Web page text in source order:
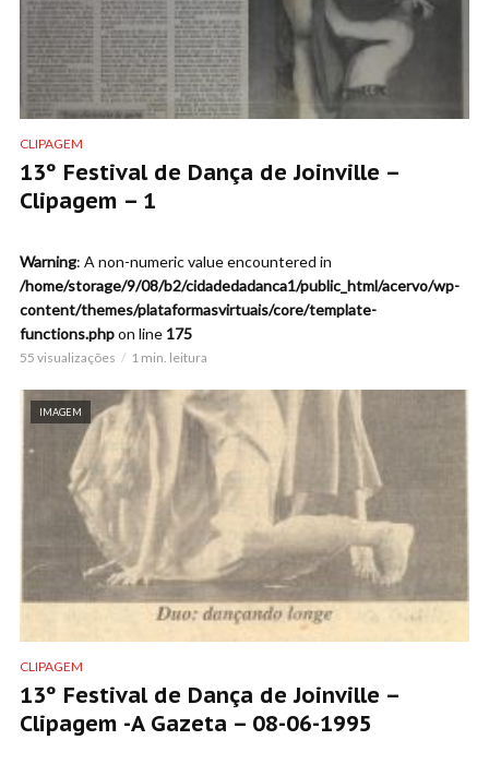
CLIPAGEM
13º Festival de Dança de Joinville –
Clipagem – 1
Warning: A non-numeric value encountered in
/home/storage/9/08/b2/cidadedadanca1/public_html/acervo/wp-
content/themes/plataformasvirtuais/core/template-
functions.phpon line 175
55 visualizações 1 min. leitura
IMAGEM
CLIPAGEM
13º Festival de Dança de Joinville –
Clipagem -A Gazeta – 08-06-1995